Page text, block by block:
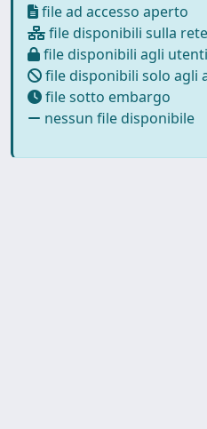
file ad accesso aperto
file disponibili sulla
file disponibili agli
file disponibili solo agli
file sotto embargo
nessun file disponibile